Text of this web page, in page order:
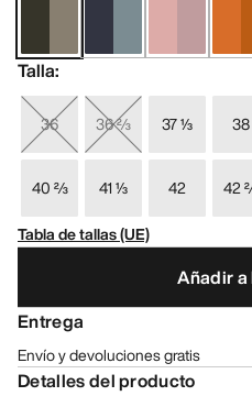
Talla:
36 36 ⅔ 37 ⅓ 38
40 ⅔ 41 ⅓ 42
42
Tabla de tallas (UE)
Añadir a
Entrega
Envío y devoluciones gratis
Detalles del producto